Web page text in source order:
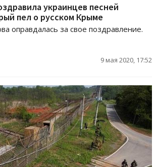
украинцев песней
пел о русском Крыме
оправдалась за свое поздравление.
9 мая 2020, 17:52